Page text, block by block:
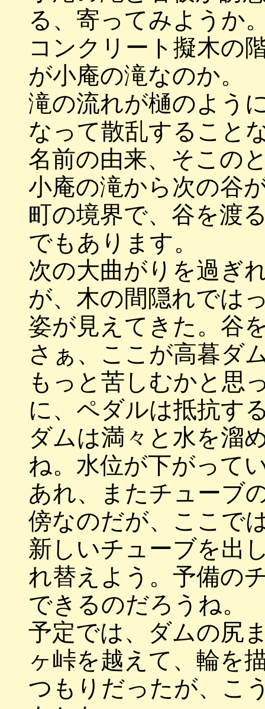
る、寄ってみようか
コンクリート擬木の
が小庵の滝なのか。
滝の流れが樋のよう
なって散乱すること
名前の由来、そこの
小庵の滝から次の谷
町の境界で、谷を渡
でもあります。
次の大曲がりを過ぎ
が、木の間隠れでは
姿が見えてきた。谷
さぁ、ここが高暮ダ
もっと苦しむかと思
に、ペダルは抵抗す
ダムは満々と水を溜
ね。水位が下がって
あれ、またチューブ
傍なのだが、ここで
新しいチューブを出
れ替えよう。予備の
できるのだろうね。
予定では、ダムの尻
ヶ峠を越えて、輪を
つもりだったが、こ